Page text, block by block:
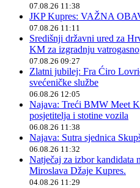
07.08.26 11:38
JKP Kupres: VAŽNA
07.08.26 11:11
Središnji državni ured za
KM za izgradnju
07.08.26 09:27
Zlatni jubilej: Fra Ćiro
svećeničke službe
06.08.26 12:05
Najava: Treći BMW Meet
posjetitelja i stotine vozila
06.08.26 11:38
Najava: Sutra sjednica
06.08.26 11:32
Natječaj za izbor kandidata
Miroslava Džaje Kupres.
04.08.26 11:29